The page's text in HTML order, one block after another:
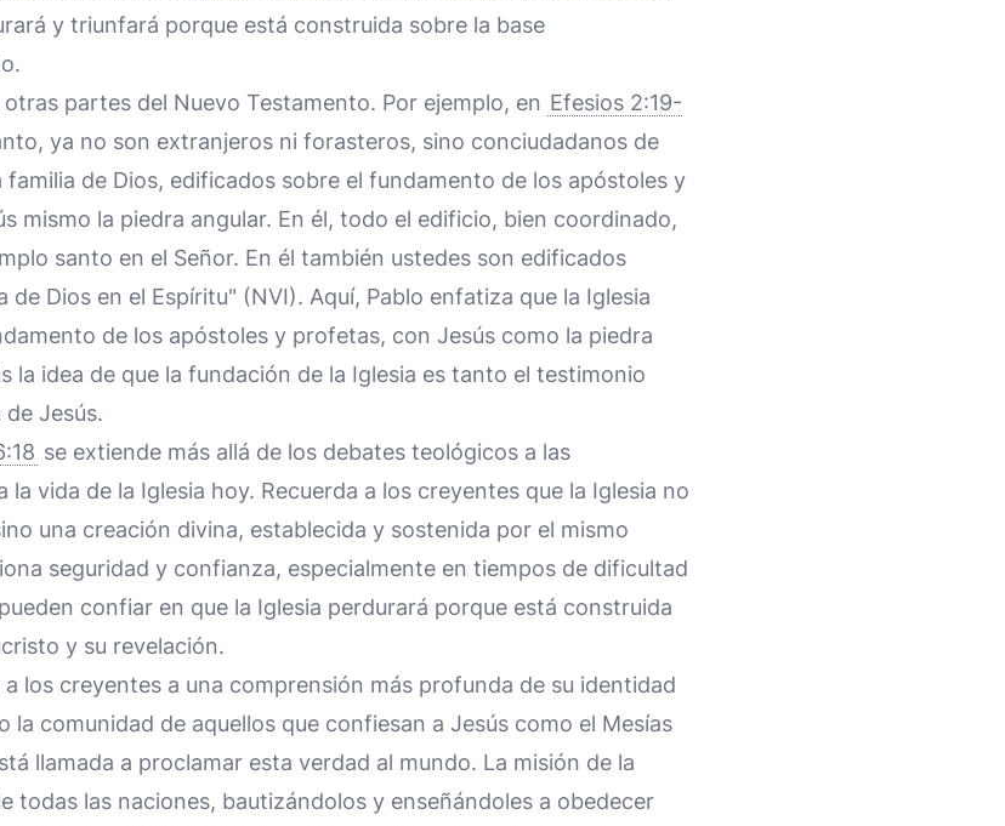
y triunfará porque está construida sobre la base
partes del Nuevo Testamento. Por ejemplo, en Efesios 2:19-
ya no son extranjeros ni forasteros, sino conciudadanos de
de Dios, edificados sobre el fundamento de los apóstoles y
mismo la piedra angular. En él, todo el edificio, bien coordinado,
santo en el Señor. En él también ustedes son edificados
Dios en el Espíritu" (NVI). Aquí, Pablo enfatiza que la Iglesia
de los apóstoles y profetas, con Jesús como la piedra
la idea de que la fundación de la Iglesia es tanto el testimonio
Jesús.
se extiende más allá de los debates teológicos a las
vida de la Iglesia hoy. Recuerda a los creyentes que la Iglesia no
una creación divina, establecida y sostenida por el mismo
seguridad y confianza, especialmente en tiempos de dificultad
confiar en que la Iglesia perdurará porque está construida
y su revelación.
a los creyentes a una comprensión más profunda de su identidad
la comunidad de aquellos que confiesan a Jesús como el Mesías
llamada a proclamar esta verdad al mundo. La misión de la
todas las naciones, bautizándolos y enseñándoles a obedecer